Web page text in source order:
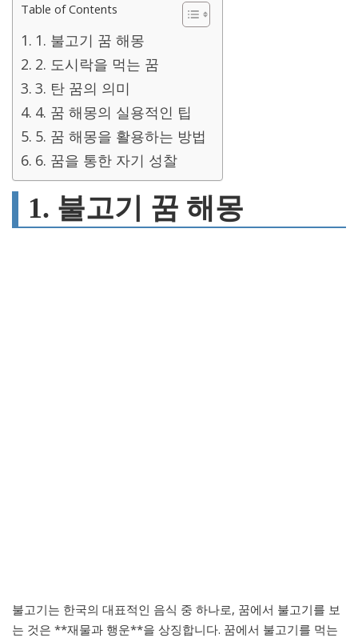
Table of Contents
1. 불고기 꿈 해몽
2. 도시락을 먹는 꿈
3. 탄 꿈의 의미
4. 꿈 해몽의 실용적인 팁
5. 꿈 해몽을 활용하는 방법
6. 꿈을 통한 자기 성찰
1. 불고기 꿈 해몽
불고기는 한국의 대표적인 음식 중 하나로, 꿈에서 불고기를 보
는 것은 **재물과 행운**을 상징합니다. 꿈에서 불고기를 먹는